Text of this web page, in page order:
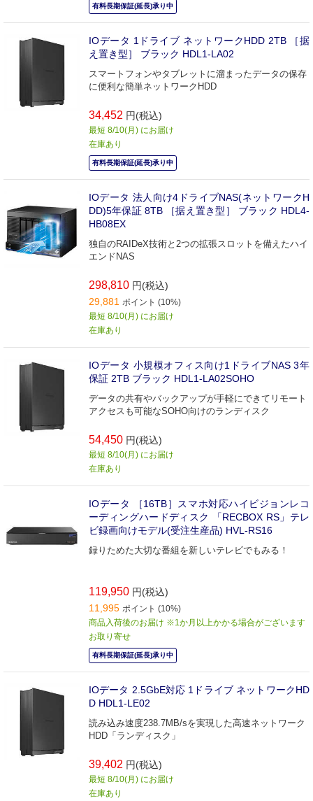
有料長期保証(延長)承り中
IOデータ 1ドライブ ネットワークHDD 2TB ［据
え置き型］ ブラック HDL1-LA02
スマートフォンやタブレットに溜まったデータの保存
に便利な簡単ネットワークHDD
34,452 円(税込)
最短 8/10(月) にお届け
在庫あり
有料長期保証(延長)承り中
IOデータ 法人向け4ドライブNAS(ネットワークH
DD)5年保証 8TB ［据え置き型］ ブラック HDL4-
HB08EX
独自のRAIDeX技術と2つの拡張スロットを備えたハイ
エンドNAS
298,810 円(税込)
29,881 ポイント (10%)
最短 8/10(月) にお届け
在庫あり
IOデータ 小規模オフィス向け1ドライブNAS 3年
保証 2TB ブラック HDL1-LA02SOHO
データの共有やバックアップが手軽にできてリモート
アクセスも可能なSOHO向けのランディスク
54,450 円(税込)
最短 8/10(月) にお届け
在庫あり
IOデータ ［16TB］スマホ対応ハイビジョンレコ
ーディングハードディスク 「RECBOX RS」テレ
ビ録画向けモデル(受注生産品) HVL-RS16
録りためた大切な番組を新しいテレビでもみる！
119,950 円(税込)
11,995 ポイント (10%)
商品入荷後のお届け ※1か月以上かかる場合がございます
お取り寄せ
有料長期保証(延長)承り中
IOデータ 2.5GbE対応 1ドライブ ネットワークHD
D HDL1-LE02
読み込み速度238.7MB/sを実現した高速ネットワーク
HDD「ランディスク」
39,402 円(税込)
最短 8/10(月) にお届け
在庫あり